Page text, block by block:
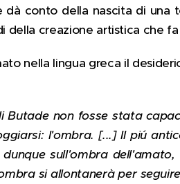
conto della nascita di una
della creazione artistica che
nella lingua greca il
non fosse stata
l'ombra. [...] Il piú
sull'ombra dell'amato,
si allontanerà per